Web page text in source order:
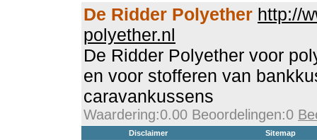
De Ridder Polyether http://
polyether.nl
De Ridder Polyether voor
en voor stofferen van
caravankussens
Waardering:0.00 Beoordelingen:0
Disclaimer Sitemap